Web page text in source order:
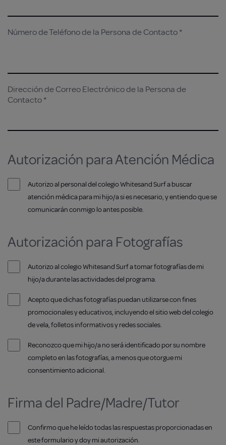
Número de Teléfono de la Persona de Contacto *
Dirección de Correo Electrónico de la Persona de
Contacto *
Autorización para Atención Médica
Autorizo al personal del colegio Whitesand Surf a buscar
atención médica para mi hijo/a si es necesario, y entiendo que se
comunicarán conmigo lo antes posible.
Autorización para Fotografías
Autorizo al colegio Whitesand Surf a tomar fotografías de mi
hijo/a durante las actividades del programa.
Acepto que dichas fotografías puedan utilizarse con fines
promocionales y educativos, incluyendo el sitio web del colegio
de vela, folletos informativos y redes sociales.
Reconozco que mi hijo/a no será identificado por su nombre
completo en las fotografías, a menos que otorgue mi
consentimiento adicional.
Firma del Padre/Madre/Tutor
Confirmo que he leído todas las respuestas proporcionadas en
este formulario y doy mi autorización.